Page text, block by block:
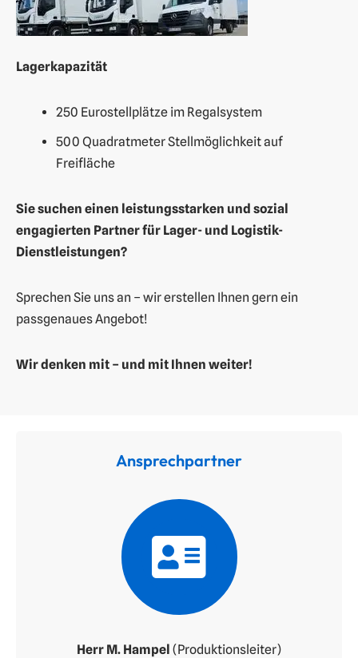
Lagerkapazität
250 Eurostellplätze im Regalsystem
500 Quadratmeter Stellmöglichkeit auf
Freifläche
Sie suchen einen leistungsstarken und sozial
engagierten Partner für Lager- und Logistik-
Dienstleistungen?
Sprechen Sie uns an – wir erstellen Ihnen gern ein
passgenaues Angebot!
Wir denken mit – und mit Ihnen weiter!
Ansprechpartner
Herr M. Hampel (Produktionsleiter)